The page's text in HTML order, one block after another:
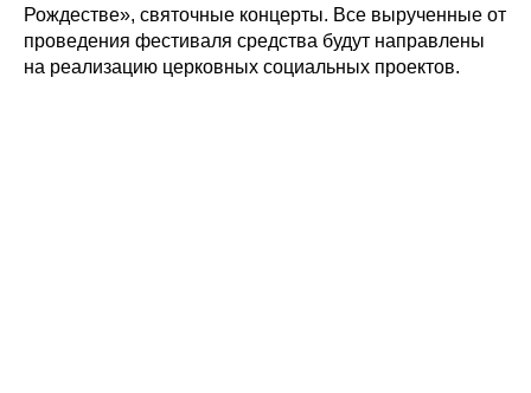
Рождестве», святочные концерты. Все вырученные от
проведения фестиваля средства будут направлены
на реализацию церковных социальных проектов.